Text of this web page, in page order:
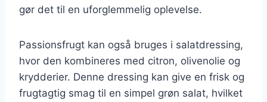
gør det til en uforglemmelig oplevelse.
Passionsfrugt kan også bruges i salatdressing,
hvor den kombineres med citron, olivenolie og
krydderier. Denne dressing kan give en frisk og
frugtagtig smag til en simpel grøn salat, hvilket